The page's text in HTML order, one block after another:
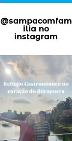
@sampacomfam
ilia no
instagram